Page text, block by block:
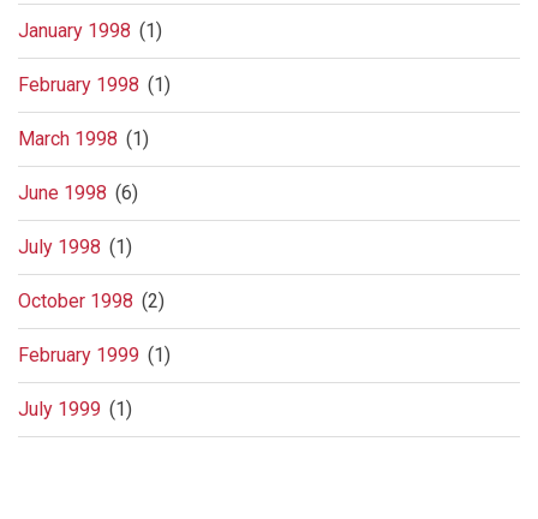
January 1998 (1)
February 1998 (1)
March 1998 (1)
June 1998 (6)
July 1998 (1)
October 1998 (2)
February 1999 (1)
July 1999 (1)